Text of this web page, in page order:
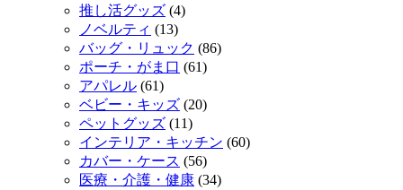
推し活グッズ (4)
ノベルティ (13)
バッグ・リュック (86)
ポーチ・がま口 (61)
アパレル (61)
ベビー・キッズ (20)
ペットグッズ (11)
インテリア・キッチン (60)
カバー・ケース (56)
医療・介護・健康 (34)